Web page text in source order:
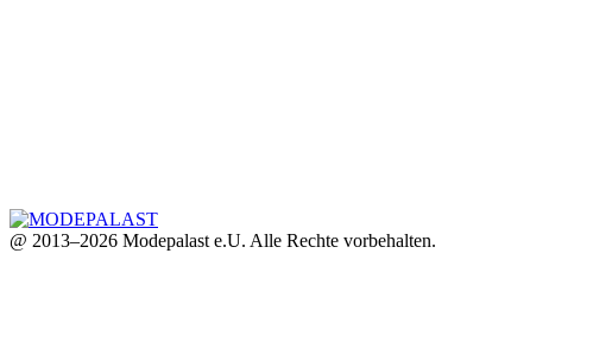
@ 2013–2026 Modepalast e.U. Alle Rechte vorbehalten.